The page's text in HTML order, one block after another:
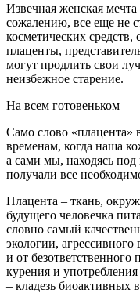
Извечная женская
сожалению, все еще не
косметических средств,
плаценты,
могут продлить свои
неизбежное старение.
На всем готовеньком
Само слово «плацента»
временам, когда наша
а сами мы, находясь
получали все
Плацента – ткань,
будущего человечка
словно самый
экологии,
и от
курения и
– кладезь биоактивных